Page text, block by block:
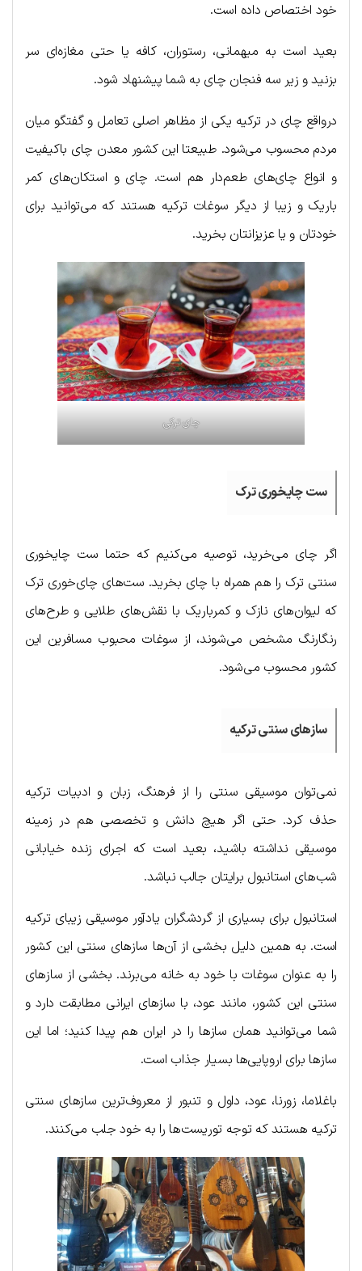
خود اختصاص داده است.
بعید است به میهمانی، رستوران، کافه یا حتی مغازه‌ای سر
بزنید و زیر سه فنجان چای به شما پیشنهاد شود.
درواقع چای در ترکیه یکی از مظاهر اصلی تعامل و گفتگو میان
مردم محسوب می‌شود. طبیعتا این کشور معدن چای باکیفیت
و انواع چای‌های طعم‌دار هم است. چای و استکان‌های کمر
باریک و زیبا از دیگر سوغات ترکیه هستند که می‌توانید برای
خودتان و یا عزیزانتان بخرید.
چای ترکی
ست چایخوری ترک
اگر چای می‌خرید، توصیه می‌کنیم که حتما ست چایخوری
سنتی ترک را هم همراه با چای بخرید. ست‌های چای‌خوری ترک
که لیوان‌های نازک و کمرباریک با نقش‌های طلایی و طرح‌های
رنگارنگ مشخص می‌شوند، از سوغات محبوب مسافرین این
کشور محسوب می‌شود.
سازهای سنتی ترکیه
نمی‌توان موسیقی سنتی را از فرهنگ، زبان و ادبیات ترکیه
حذف کرد. حتی اگر هیچ دانش و تخصصی هم در زمینه
موسیقی نداشته باشید، بعید است که اجرای زنده خیابانی
شب‌های استانبول برایتان جالب نباشد.
استانبول برای بسیاری از گردشگران یادآور موسیقی زیبای ترکیه
است. به همین دلیل بخشی از آن‌ها سازهای سنتی این کشور
را به عنوان سوغات با خود به خانه می‌برند. بخشی از سازهای
سنتی این کشور، مانند عود، با سازهای ایرانی مطابقت دارد و
شما می‌توانید همان سازها را در ایران هم پیدا کنید؛ اما این
سازها برای اروپایی‌ها بسیار جذاب است.
باغلاما، زورنا، عود، داول و تنبور از معروف‌ترین سازهای سنتی
ترکیه هستند که توجه توریست‌ها را به خود جلب می‌کنند.